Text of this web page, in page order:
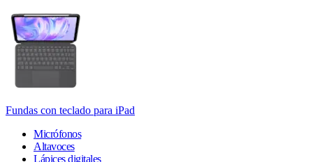
Fundas con teclado para iPad
Micrófonos
Altavoces
Lápices digitales